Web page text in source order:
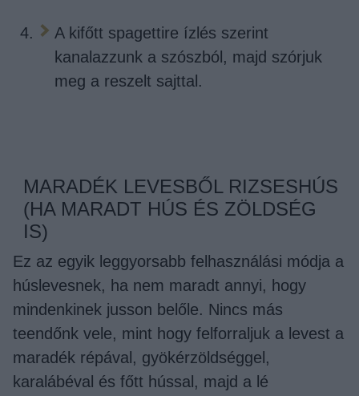
A kifőtt spagettire ízlés szerint
kanalazzunk a szószból, majd szórjuk
meg a reszelt sajttal.
MARADÉK LEVESBŐL RIZSESHÚS
(HA MARADT HÚS ÉS ZÖLDSÉG
IS)
Ez az egyik leggyorsabb felhasználási módja a
húslevesnek, ha nem maradt annyi, hogy
mindenkinek jusson belőle. Nincs más
teendőnk vele, mint hogy felforraljuk a levest a
maradék répával, gyökérzöldséggel,
karalábéval és főtt hússal, majd a lé